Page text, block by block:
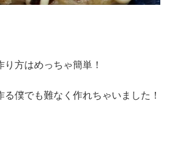
方はめっちゃ簡単！
僕でも難なく作れちゃいました！